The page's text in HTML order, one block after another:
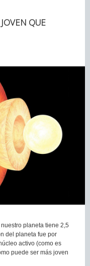
QUE
planeta tiene 2,5
del planeta fue por
activo (como es
puede ser más joven